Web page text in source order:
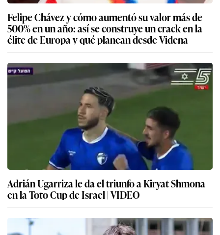
Felipe Chávez y cómo aumentó su valor más de
500% en un año: así se construye un crack en la
élite de Europa y qué planean desde Videna
Adrián Ugarriza le da el triunfo a Kiryat Shmona
en la Toto Cup de Israel | VIDEO